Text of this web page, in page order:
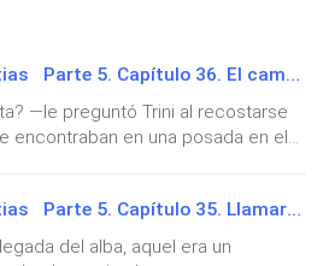
—pidió risueña. Ansiaba
pero su alegría se esfumó
de Marian.
de reproches.
El secreto de las Bestias Parte 5. Capítulo 36. El cambio
—le preguntó Trini al recostarse
encontraban en una posada en el
de La Costa, en medio del mar.—
tan vacío. Ni siquiera aquella vez en
El secreto de las Bestias Parte 5. Capítulo 35. Llamarada
del alba, aquel era un